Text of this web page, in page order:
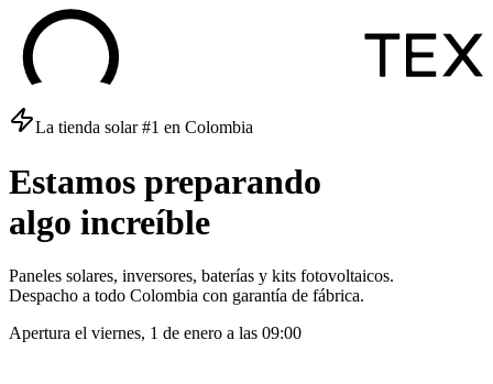
La tienda solar #1 en Colombia
Estamos preparando
algo increíble
Paneles solares, inversores, baterías y kits fotovoltaicos.
Despacho a todo Colombia con garantía de fábrica.
Apertura el viernes, 1 de enero a las 09:00